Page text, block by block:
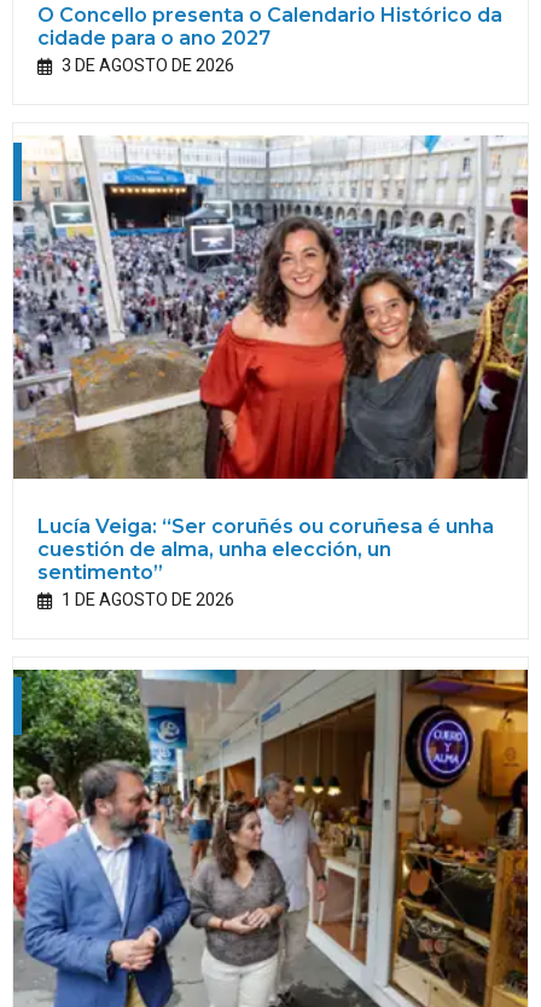
O Concello presenta o Calendario Histórico da
cidade para o ano 2027
3 DE AGOSTO DE 2026
Lucía Veiga: “Ser coruñés ou coruñesa é unha
cuestión de alma, unha elección, un
sentimento”
1 DE AGOSTO DE 2026